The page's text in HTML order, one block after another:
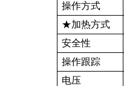
操作方式
★加热方式
安全性
操作跟踪
电压